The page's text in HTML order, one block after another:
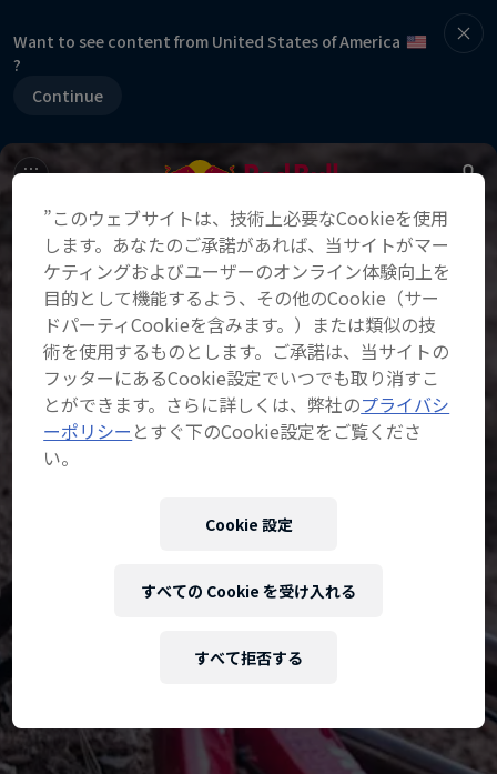
Want to see content from United States of America
?
Continue
”このウェブサイトは、技術上必要なCookieを使用
します。あなたのご承諾があれば、当サイトがマー
ケティングおよびユーザーのオンライン体験向上を
目的として機能するよう、その他のCookie（サー
ドパーティCookieを含みます。）または類似の技
術を使用するものとします。ご承諾は、当サイトの
フッターにあるCookie設定でいつでも取り消すこ
とができます。さらに詳しくは、弊社のプライバシ
ーポリシー とすぐ下のCookie設定をご覧くださ
い。
Cookie 設定
すべて拒否する
すべての Cookie を受け入れる